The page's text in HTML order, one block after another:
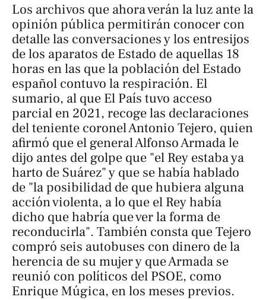
Los archivos que ahora verán la luz ante la
opinión pública permitirán conocer con
detalle las conversaciones y los entresijos
de los aparatos de Estado de aquellas 18
horas en las que la población del Estado
español contuvo la respiración. El
sumario, al que El País tuvo acceso
parcial en 2021, recoge las declaraciones
del teniente coronel Antonio Tejero, quien
afirmó que el general Alfonso Armada le
dijo antes del golpe que "el Rey estaba ya
harto de Suárez" y que se había hablado
de "la posibilidad de que hubiera alguna
acción violenta, a lo que el Rey había
dicho que habría que ver la forma de
reconducirla". También consta que Tejero
compró seis autobuses con dinero de la
herencia de su mujer y que Armada se
reunió con políticos del PSOE, como
Enrique Múgica, en los meses previos.